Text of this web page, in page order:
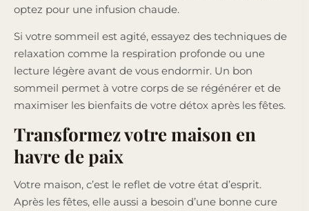
optez pour une infusion chaude.
Si votre sommeil est agité, essayez des techniques de
relaxation comme la respiration profonde ou une
lecture légère avant de vous endormir. Un bon
sommeil permet à votre corps de se régénérer et de
maximiser les bienfaits de votre détox après les fêtes.
Transformez votre maison en
havre de paix
Votre maison, c’est le reflet de votre état d’esprit.
Après les fêtes, elle aussi a besoin d’une bonne cure